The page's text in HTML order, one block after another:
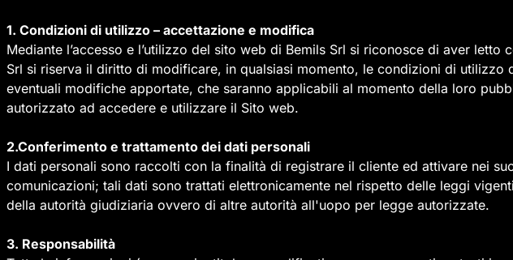
1. Condizioni di utilizzo – accettazione e modifica
Mediante l’accesso e l’utilizzo del sito web di Bemils Srl si riconosce di aver
Srl si riserva il diritto di modificare, in qualsiasi momento, le condizioni di
eventuali modifiche apportate, che saranno applicabili al momento della loro
autorizzato ad accedere e utilizzare il Sito web.
2.Conferimento e trattamento dei dati personali
I dati personali sono raccolti con la finalità di registrare il cliente ed attivare nei
comunicazioni; tali dati sono trattati elettronicamente nel rispetto delle leggi
della autorità giudiziaria ovvero di altre autorità all'uopo per legge autorizzate.
3. Responsabilità